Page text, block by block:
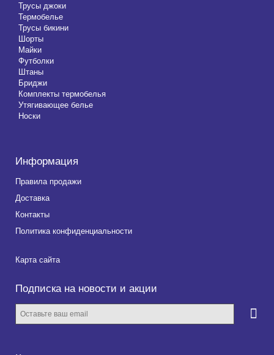
Трусы джоки
Термобелье
Трусы бикини
Шорты
Майки
Футболки
Штаны
Бриджи
Комплекты термобелья
Утягивающее белье
Носки
Информация
Правила продажи
Доставка
Контакты
Политика конфиденциальности
Карта сайта
Подписка на новости и акции